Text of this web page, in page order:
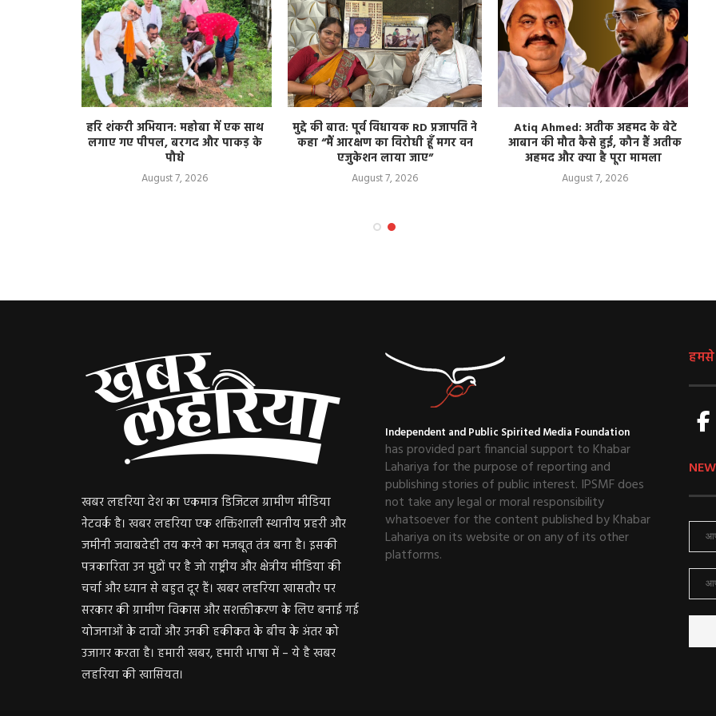
हरि शंकरी अभियान: महोबा में एक साथ
लगाए गए पीपल, बरगद और पाकड़ के
पौधे
August 7, 2026
मुद्दे की बात: पूर्व विधायक RD प्रजापति ने
कहा “मैं आरक्षण का विरोधी हूँ मगर वन
एजुकेशन लाया जाए”
August 7, 2026
Atiq Ahmed: अतीक अहमद के बेटे
आबान की मौत कैसे हुई, कौन हैं अतीक
अहमद और क्या है पूरा मामला
August 7, 2026
खबर लहरिया देश का एकमात्र डिजिटल ग्रामीण मीडिया
नेटवर्क है। खबर लहरिया एक शक्तिशाली स्थानीय प्रहरी और
जमीनी जवाबदेही तय करने का मजबूत तंत्र बना है। इसकी
पत्रकारिता उन मुद्दों पर है जो राष्ट्रीय और क्षेत्रीय मीडिया की
चर्चा और ध्यान से बहुत दूर हैं। खबर लहरिया खासतौर पर
सरकार की ग्रामीण विकास और सशक्तीकरण के लिए बनाई गई
योजनाओं के दावों और उनकी हकीकत के बीच के अंतर को
उजागर करता है। हमारी खबर, हमारी भाषा में – ये है खबर
लहरिया की खासियत।
Independent and Public Spirited Media Foundation
has provided part financial support to Khabar
Lahariya for the purpose of reporting and
publishing stories of public interest. IPSMF does
not take any legal or moral responsibility
whatsoever for the content published by Khabar
Lahariya on its website or on any of its other
platforms.
हमसे